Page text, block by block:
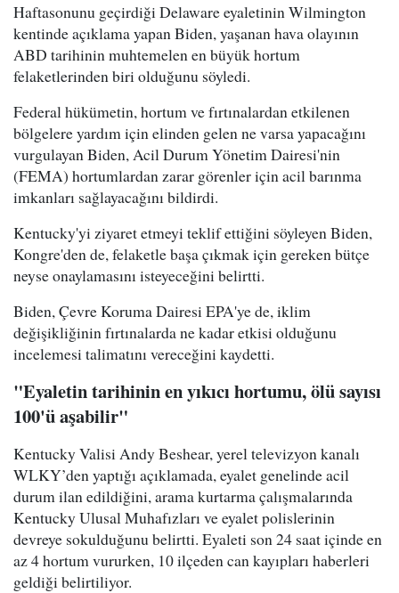
Haftasonunu geçirdiği Delaware eyaletinin Wilmington
kentinde açıklama yapan Biden, yaşanan hava olayının
ABD tarihinin muhtemelen en büyük hortum
felaketlerinden biri olduğunu söyledi.
Federal hükümetin, hortum ve fırtınalardan etkilenen
bölgelere yardım için elinden gelen ne varsa yapacağını
vurgulayan Biden, Acil Durum Yönetim Dairesi'nin
(FEMA) hortumlardan zarar görenler için acil barınma
imkanları sağlayacağını bildirdi.
Kentucky'yi ziyaret etmeyi teklif ettiğini söyleyen Biden,
Kongre'den de, felaketle başa çıkmak için gereken bütçe
neyse onaylamasını isteyeceğini belirtti.
Biden, Çevre Koruma Dairesi EPA'ye de, iklim
değişikliğinin fırtınalarda ne kadar etkisi olduğunu
incelemesi talimatını vereceğini kaydetti.
"Eyaletin tarihinin en yıkıcı hortumu, ölü sayısı
100'ü aşabilir"
Kentucky Valisi Andy Beshear, yerel televizyon kanalı
WLKY’den yaptığı açıklamada, eyalet genelinde acil
durum ilan edildiğini, arama kurtarma çalışmalarında
Kentucky Ulusal Muhafızları ve eyalet polislerinin
devreye sokulduğunu belirtti. Eyaleti son 24 saat içinde en
az 4 hortum vururken, 10 ilçeden can kayıpları haberleri
geldiği belirtiliyor.